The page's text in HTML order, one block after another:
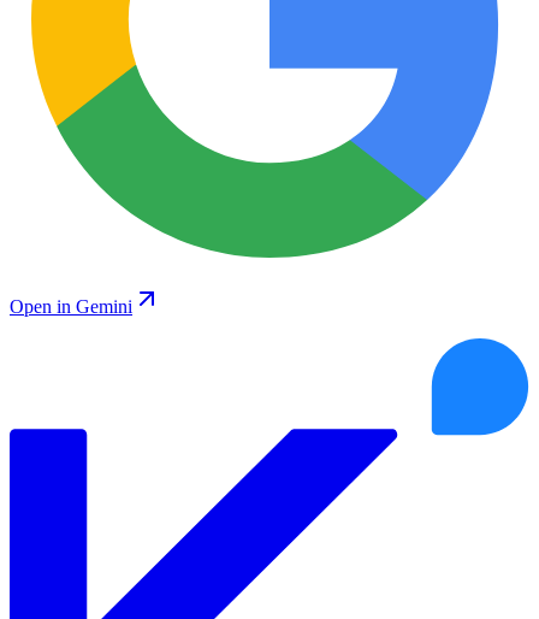
Open in Gemini